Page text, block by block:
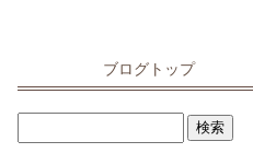
ブログトップ